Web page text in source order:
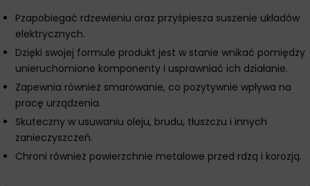
Pzapobiegać rdzewieniu oraz przyśpiesza suszenie układów
elektrycznych.
Dzięki swojej formule produkt jest w stanie wnikać pomiędzy
unieruchomione komponenty i usprawniać ich działanie.
Zapewnia również smarowanie, co pozytywnie wpływa na
pracę urządzenia.
Skuteczny w usuwaniu oleju, brudu, tłuszczu i innych
zanieczyszczeń.
Chroni również powierzchnie metalowe przed rdzą i korozją.